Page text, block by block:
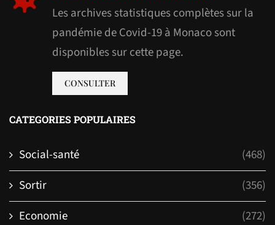
Les archives statistiques complètes sur la
pandémie de Covid-19 à Monaco sont
disponibles sur cette page.
CONSULTER
CATEGORIES POPULAIRES
Social-santé
(468)
Sortir
(356)
Economie
(272)